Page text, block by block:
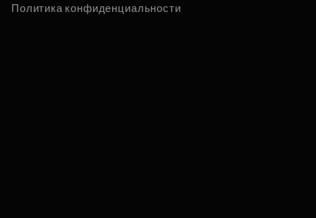
Политика конфиденциальности